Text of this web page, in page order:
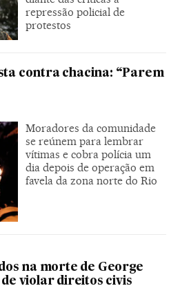
repressão policial de
protestos
contra chacina: “Parem
Moradores da comunidade
se reúnem para lembrar
vítimas e cobra polícia um
dia depois de operação em
favela da zona norte do Rio
na morte de George
de violar direitos civis